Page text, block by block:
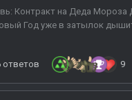
Контракт на Деда Мороза
Год уже в затылок
ответов 9